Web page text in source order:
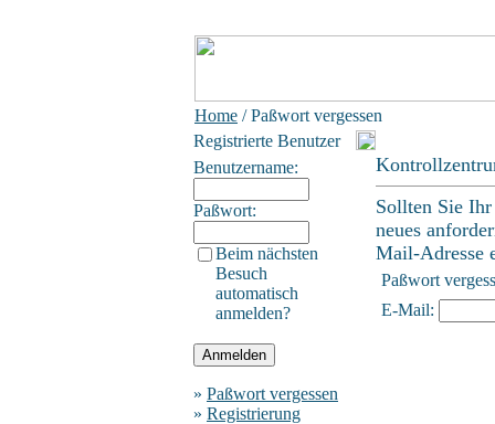
Home / Paßwort vergessen
Registrierte Benutzer
Benutzername:
Paßwort:
Beim nächsten
Besuch
automatisch
anmelden?
» Paßwort vergessen
» Registrierung
Sollten Sie
neues
Mail-Adresse
Paßwort
E-Mail: